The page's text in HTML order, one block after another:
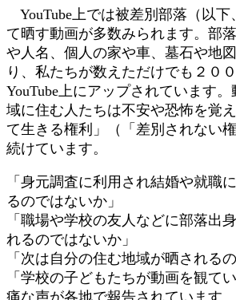
YouTube上では被差別部落（以下
て晒す動画が多数みられます。部
や人名、個人の家や車、墓石や地
り、私たちが数えただけでも２０
YouTube上にアップされています
域に住む人たちは不安や恐怖を覚
て生きる権利」（「差別されない
続けています。
「身元調査に利用され結婚や就職
るのではないか」
「職場や学校の友人などに部落出
れるのではないか」
「次は自分の住む地域が晒される
「学校の子どもたちが動画を観て
痛な声が各地で報告されています。